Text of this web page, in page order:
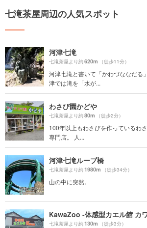
七滝茶屋周辺の人気スポット
河津七滝
七滝茶屋より約620m （徒歩11分）
河津七滝と書いて「かわづななだる
津では滝を「水が...
わさび園かどや
七滝茶屋より約80m （徒歩2分）
100年以上もわさびを作っているわ
専門店。 人...
河津七滝ループ橋
七滝茶屋より約1980m （徒歩34分）
山の中に突然。
KawaZoo -体感型カエル館 カ
七滝茶屋より約130m （徒歩3分）